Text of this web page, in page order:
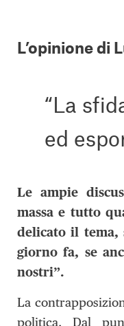
L’opinione di
“La
ed
Le ampie
massa e tutto
delicato il tema,
giorno fa, se
nostri”.
La
politica. Dal